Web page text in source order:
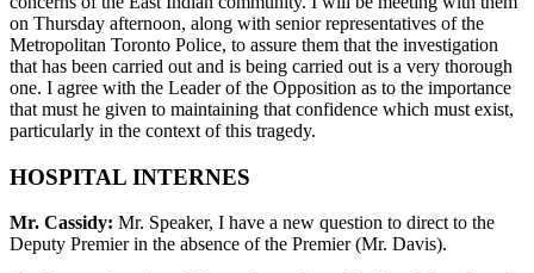
on Thursday afternoon, along with senior representatives of the
Metropolitan Toronto Police, to assure them that the investigation
that has been carried out and is being carried out is a very thorough
one. I agree with the Leader of the Opposition as to the importance
that must he given to maintaining that confidence which must exist,
particularly in the context of this tragedy.
HOSPITAL INTERNES
Mr. Cassidy: Mr. Speaker, I have a new question to direct to the
Deputy Premier in the absence of the Premier (Mr. Davis).